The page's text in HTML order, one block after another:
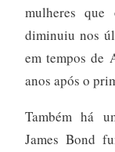
mulheres
diminuiu nos
em tempos de
anos após o
Também há
James Bond